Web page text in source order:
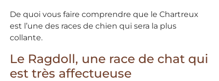
De quoi vous faire comprendre que le Chartreux
est l’une des races de chien qui sera la plus
collante.
Le Ragdoll, une race de chat qui
est très affectueuse